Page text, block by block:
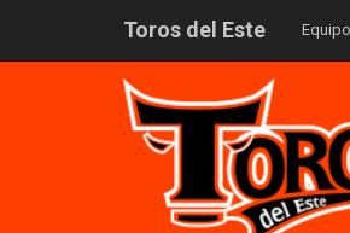
Toros del Este Equipo